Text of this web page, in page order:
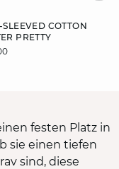
SLEEVED COTTON
PRETTY
festen Platz in
sie einen tiefen
sind, diese